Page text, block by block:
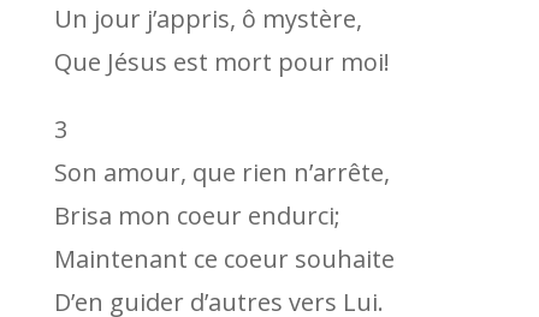
Un jour j’appris, ô mystère,
Que Jésus est mort pour moi!
3
Son amour, que rien n’arrête,
Brisa mon coeur endurci;
Maintenant ce coeur souhaite
D’en guider d’autres vers Lui.